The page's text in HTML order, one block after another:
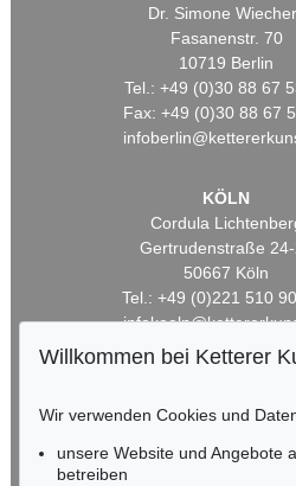
Dr. Simone
Fasanenstr. 70
10719 Berlin
Tel.: +49 (0)30 88 67
Fax: +49 (0)30 88 67
KÖLN
Cordula
Gertrudenstraße
50667 Köln
Tel.: +49 (0)221 510
HESSEN
Miriam Heß
Willkommen bei Ketterer
Wir verwenden Cookies und
unsere Website und Angebote
betreiben